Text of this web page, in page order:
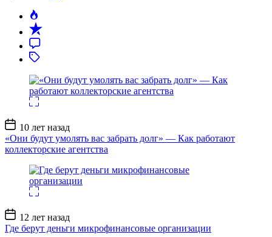
Дата
записи
10 лет назад
«Они будут умолять вас забрать долг» — Как работают
коллекторские агентства
Дата
записи
12 лет назад
Где берут деньги микрофинансовые организации